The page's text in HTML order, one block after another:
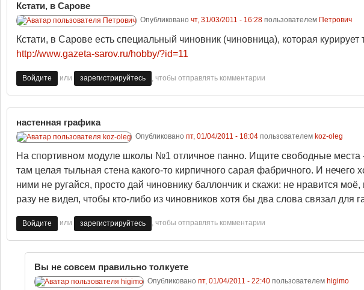
Кстати, в Сарове
Опубликовано чт, 31/03/2011 - 16:28пользователем Петрович
Кстати, в Сарове есть специальный чиновник (чиновница), которая
http://www.gazeta-sarov.ru/hobby/?id=11
Войдите или зарегистрируйтесь , чтобы отправлять комментарии
настенная графика
Опубликовано пт, 01/04/2011 - 18:04пользователем koz-oleg
На спортивном модуле школы №1 отличное панно. Ищите свободные места
там целая тыльная стена какого-то кирпичного сарая фабричного. И
ними не ругайся, просто дай чиновнику баллончик и скажи: не нравится
разу не видел, чтобы кто-либо из чиновников хотя бы два слова связал
Войдите или зарегистрируйтесь , чтобы отправлять комментарии
Вы не совсем правильно толкуете
Опубликовано пт, 01/04/2011 - 22:40пользователем higimo